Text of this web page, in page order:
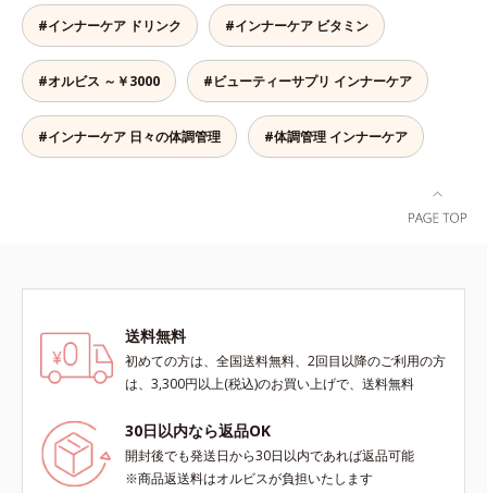
をチャージできます。年齢と共に気
になる悩みも、おやつやデザート時
にぷるんっと食べて解消を目指しま
しょう。脂肪分ゼロ＆1袋20kcal
で、ダイエット中でも安心です。各
商品の詳しい情報は商品ページをご
覧ください。・BEAUTY夏祭りは、
#インナーケア ドリンク #インナーケア ビタミン
#オルビス ～￥3000 #ビューティーサプリ インナーケア
#インナーケア 日々の体調管理 #体調管理 インナーケア
送料無料
初めての方は、全国送料無料、2回目以降のご利用の方
は、3,300円以上(税込)のお買い上げで、送料無料
30日以内なら返品OK
開封後でも発送日から30日以内であれば返品可能
※商品返送料はオルビスが負担いたします